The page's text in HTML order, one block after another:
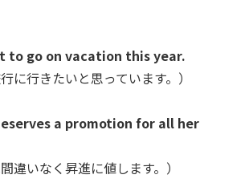
to go on vacation this year.
に行きたいと思っています。）
a promotion for all her
違いなく昇進に値します。）